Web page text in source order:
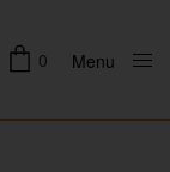
0 Menu